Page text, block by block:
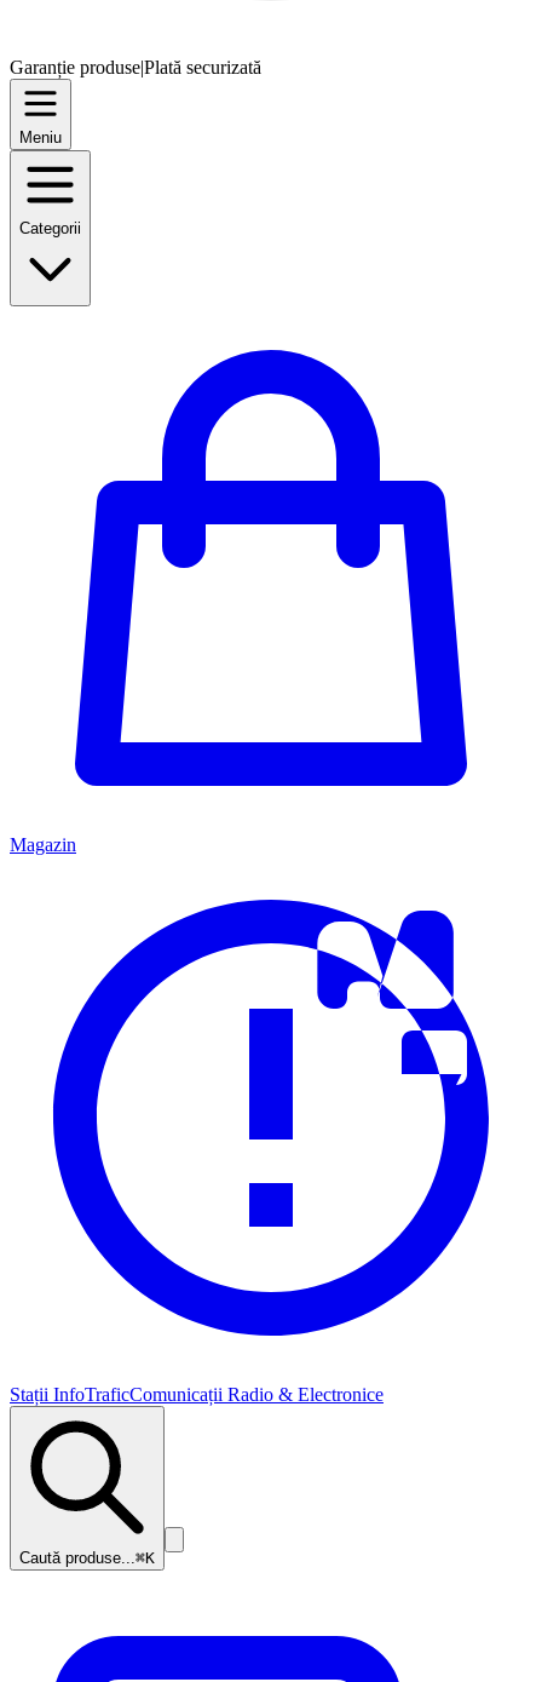
Garanție produse|Plată securizată
Meniu
Categorii
Magazin
Stații InfoTraficComunicații Radio & Electronice
Caută produse...⌘K